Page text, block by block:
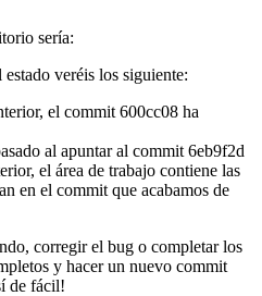
sería:
estado veréis los siguiente:
el commit 600cc08 ha
al apuntar al commit 6eb9f2d
el área de trabajo contiene las
en el commit que acabamos de
corregir el bug o completar los
y hacer un nuevo commit
de fácil!